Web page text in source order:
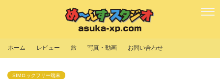
ホーム レビュー 旅 写真・動画 お問い合わせ
SIMロックフリー端末